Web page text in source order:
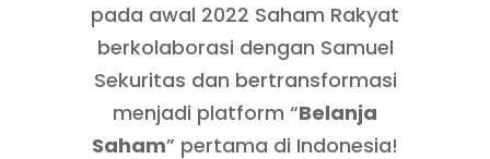
pada awal 2022 Saham Rakyat
berkolaborasi dengan Samuel
Sekuritas dan bertransformasi
menjadi platform “Belanja
Saham” pertama di Indonesia!